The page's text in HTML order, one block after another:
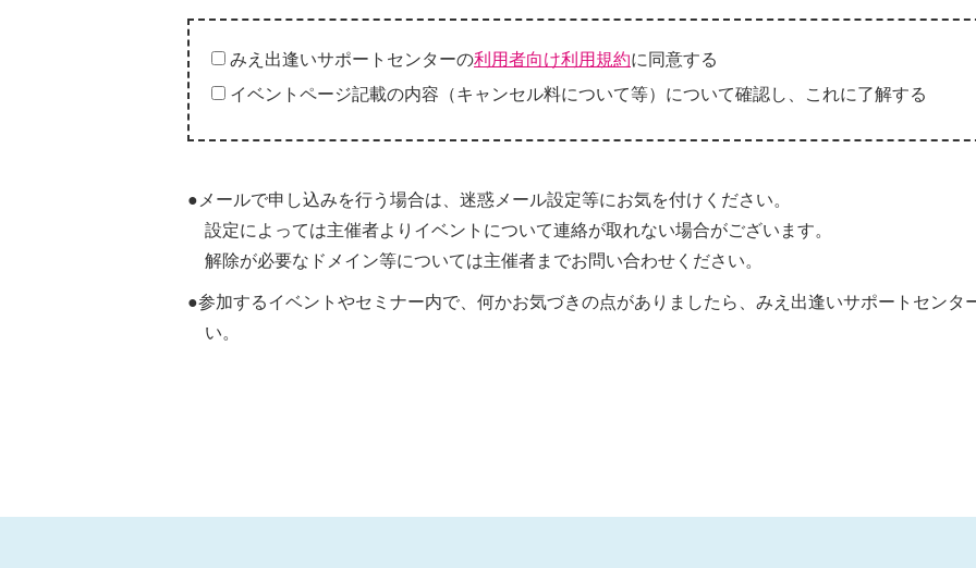
みえ出逢いサポートセンターの利用者向け利用規約に同意する
イベントページ記載の内容（キャンセル料について等）について確認し、これに了解する
●メールで申し込みを行う場合は、迷惑メール設定等にお気を付けください。
設定によっては主催者よりイベントについて連絡が取れない場合がございます。
解除が必要なドメイン等については主催者までお問い合わせください。
●参加するイベントやセミナー内で、何かお気づきの点がありましたら、みえ出逢いサポートセンタ
い。